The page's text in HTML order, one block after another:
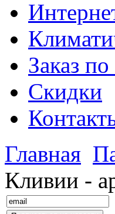
Заказ
Скидки
Главная
Кливии -